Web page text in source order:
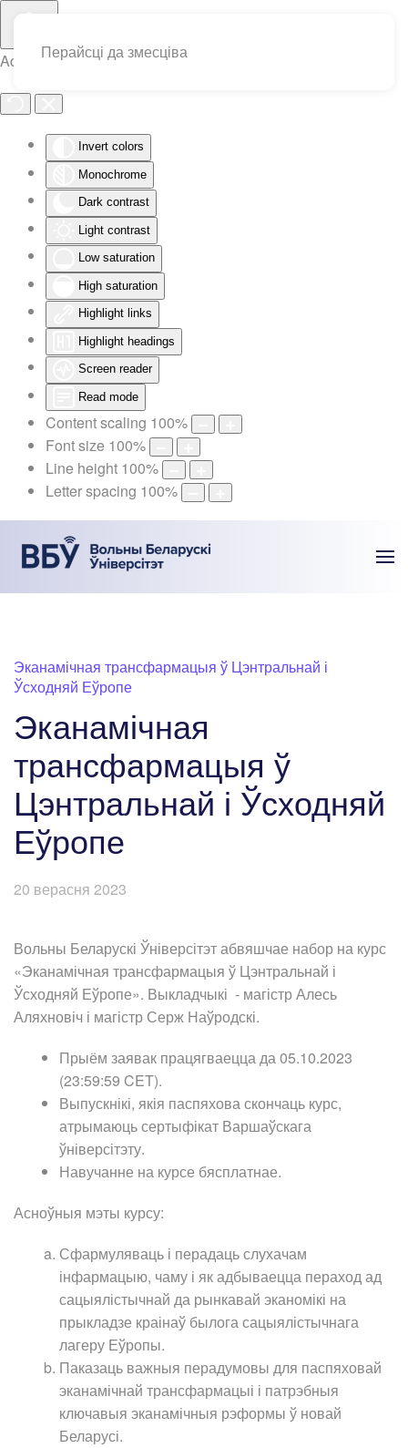
Accessibility Tools
Invert colors
Monochrome
Dark contrast
Light contrast
Low saturation
High saturation
Highlight links
Highlight headings
Screen reader
Read mode
Content scaling 100%
Font size 100%
Line height 100%
Letter spacing 100%
Перайсці да змесціва
Эканамічная трансфармацыя ў Цэнтральнай і
Ўсходняй Еўропе
Эканамічная
трансфармацыя ў
Цэнтральнай і Ўсходняй
Еўропе
20 верасня 2023
Вольны Беларускі Ўніверсітэт абвяшчае набор на курс
«Эканамічная трансфармацыя ў Цэнтральнай і
Ўсходняй Еўропе». Выкладчыкі - магістр Алесь
Аляхновіч і магістр Серж Наўродскі.
Прыём заявак працягваецца да 05.10.2023
(23:59:59 CET).
Выпускнікі, якія паспяхова скончаць курс,
атрымаюць сертыфікат Варшаўскага
ўніверсітэту.
Навучанне на курсе бясплатнае.
Асноўныя мэты курсу:
Сфармуляваць і перадаць слухачам
інфармацыю, чаму і як адбываецца пераход ад
сацыялістычнай да рынкавай эканомікі на
прыкладзе краінаў былога сацыялістычнага
лагеру Еўропы.
Паказаць важныя перадумовы для паспяховай
эканамічнай трансфармацыі і патрэбныя
ключавыя эканамічныя рэформы ў новай
Беларусі.